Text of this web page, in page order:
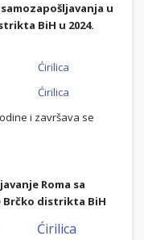
u
BiH u 2024.
Ćirilica
Ćirilica
i završava se
Roma sa
Brčko distrikta BiH
Ćirilica